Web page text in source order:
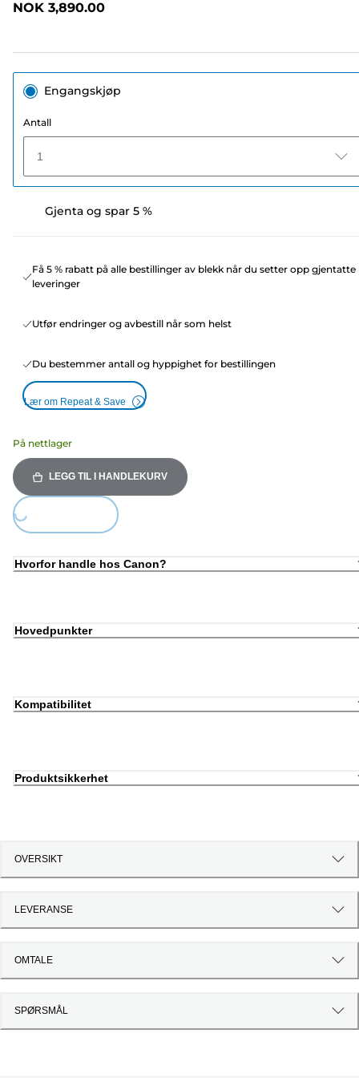
NOK 3,890.00
Engangskjøp
Antall
1
Gjenta og spar 5 %
Få 5 % rabatt på alle bestillinger av blekk når du setter opp gjentatte
leveringer
Utfør endringer og avbestill når som helst
Du bestemmer antall og hyppighet for bestillingen
Lær om Repeat & Save
På nettlager
LEGG TIL I HANDLEKURV
Hvorfor handle hos Canon?
Hovedpunkter
Kompatibilitet
Produktsikkerhet
OVERSIKT
LEVERANSE
OMTALE
SPØRSMÅL